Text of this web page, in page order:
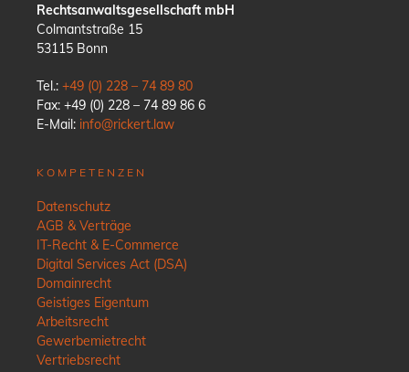
Rechtsanwaltsgesellschaft mbH
Colmantstraße 15
53115 Bonn
Tel.: +49 (0) 228 – 74 89 80
Fax: +49 (0) 228 – 74 89 86 6
E-Mail: info@rickert.law
KOMPETENZEN
Datenschutz
AGB & Verträge
IT-Recht & E-Commerce
Digital Services Act (DSA)
Domainrecht
Geistiges Eigentum
Arbeitsrecht
Gewerbemietrecht
Vertriebsrecht